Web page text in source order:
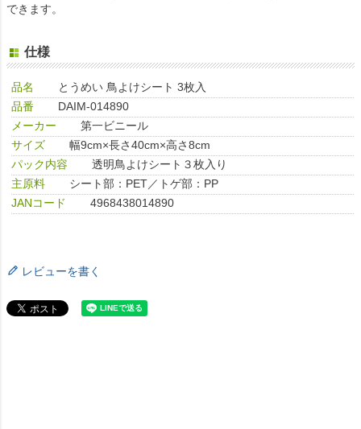
できます。
仕様
品名
とうめい 鳥よけシート 3枚入
品番
DAIM-014890
メーカー
第一ビニール
サイズ
幅9cm×長さ40cm×高さ8cm
パック内容
透明鳥よけシート３枚入り
主原料
シート部：PET／トゲ部：PP
JANコード
4968438014890
レビューを書く